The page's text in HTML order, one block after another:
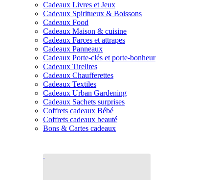
Cadeaux Livres et Jeux
Cadeaux Spiritueux & Boissons
Cadeaux Food
Cadeaux Maison & cuisine
Cadeaux Farces et attrapes
Cadeaux Panneaux
Cadeaux Porte-clés et porte-bonheur
Cadeaux Tirelires
Cadeaux Chaufferettes
Cadeaux Textiles
Cadeaux Urban Gardening
Cadeaux Sachets surprises
Coffrets cadeaux Bébé
Coffrets cadeaux beauté
Bons & Cartes cadeaux